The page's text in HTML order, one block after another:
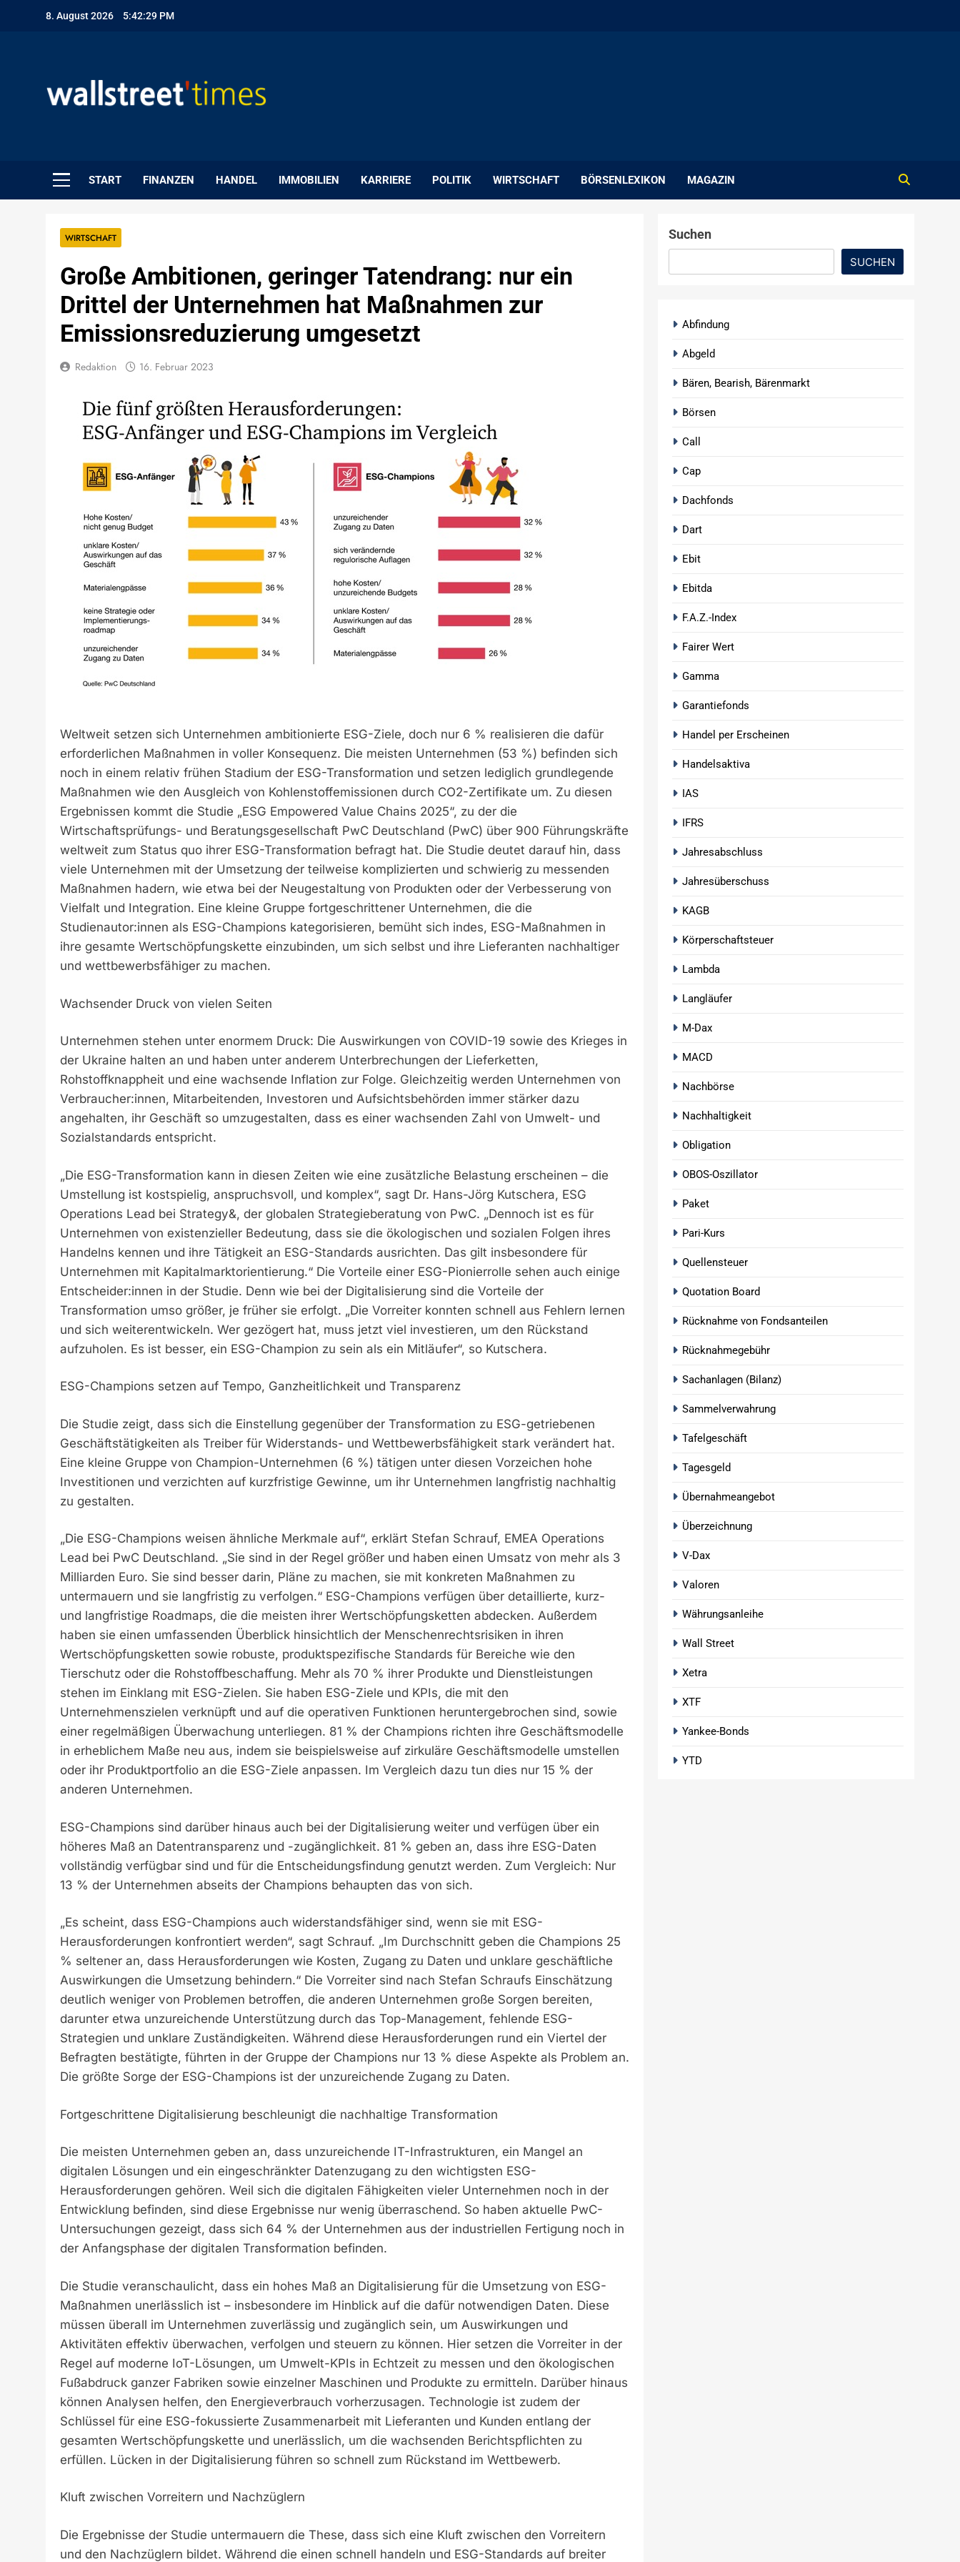
8. August 2026 5:42:30 PM
START FINANZEN HANDEL IMMOBILIEN KARRIERE POLITIK WIRTSCHAFT BÖRSENLEXIKON MAGAZIN
WIRTSCHAFT
Große Ambitionen, geringer Tatendrang: nur ein
Drittel der Unternehmen hat Maßnahmen zur
Emissionsreduzierung umgesetzt
Redaktion 16. Februar 2023
Weltweit setzen sich Unternehmen ambitionierte ESG-Ziele, doch nur 6 % realisieren die dafür
erforderlichen Maßnahmen in voller Konsequenz. Die meisten Unternehmen (53 %) befinden sich
noch in einem relativ frühen Stadium der ESG-Transformation und setzen lediglich grundlegende
Maßnahmen wie den Ausgleich von Kohlenstoffemissionen durch CO2-Zertifikate um. Zu diesen
Ergebnissen kommt die Studie „ESG Empowered Value Chains 2025“, zu der die
Wirtschaftsprüfungs- und Beratungsgesellschaft PwC Deutschland (PwC) über 900 Führungskräfte
weltweit zum Status quo ihrer ESG-Transformation befragt hat. Die Studie deutet darauf hin, dass
viele Unternehmen mit der Umsetzung der teilweise komplizierten und schwierig zu messenden
Maßnahmen hadern, wie etwa bei der Neugestaltung von Produkten oder der Verbesserung von
Vielfalt und Integration. Eine kleine Gruppe fortgeschrittener Unternehmen, die die
Studienautor:innen als ESG-Champions kategorisieren, bemüht sich indes, ESG-Maßnahmen in
ihre gesamte Wertschöpfungskette einzubinden, um sich selbst und ihre Lieferanten nachhaltiger
und wettbewerbsfähiger zu machen.
Wachsender Druck von vielen Seiten
Unternehmen stehen unter enormem Druck: Die Auswirkungen von COVID-19 sowie des Krieges in
der Ukraine halten an und haben unter anderem Unterbrechungen der Lieferketten,
Rohstoffknappheit und eine wachsende Inflation zur Folge. Gleichzeitig werden Unternehmen von
Verbraucher:innen, Mitarbeitenden, Investoren und Aufsichtsbehörden immer stärker dazu
angehalten, ihr Geschäft so umzugestalten, dass es einer wachsenden Zahl von Umwelt- und
Sozialstandards entspricht.
„Die ESG-Transformation kann in diesen Zeiten wie eine zusätzliche Belastung erscheinen – die
Umstellung ist kostspielig, anspruchsvoll, und komplex“, sagt Dr. Hans-Jörg Kutschera, ESG
Operations Lead bei Strategy&, der globalen Strategieberatung von PwC. „Dennoch ist es für
Unternehmen von existenzieller Bedeutung, dass sie die ökologischen und sozialen Folgen ihres
Handelns kennen und ihre Tätigkeit an ESG-Standards ausrichten. Das gilt insbesondere für
Unternehmen mit Kapitalmarktorientierung.“ Die Vorteile einer ESG-Pionierrolle sehen auch einige
Entscheider:innen in der Studie. Denn wie bei der Digitalisierung sind die Vorteile der
Transformation umso größer, je früher sie erfolgt. „Die Vorreiter konnten schnell aus Fehlern lernen
und sich weiterentwickeln. Wer gezögert hat, muss jetzt viel investieren, um den Rückstand
aufzuholen. Es ist besser, ein ESG-Champion zu sein als ein Mitläufer“, so Kutschera.
ESG-Champions setzen auf Tempo, Ganzheitlichkeit und Transparenz
Die Studie zeigt, dass sich die Einstellung gegenüber der Transformation zu ESG-getriebenen
Geschäftstätigkeiten als Treiber für Widerstands- und Wettbewerbsfähigkeit stark verändert hat.
Eine kleine Gruppe von Champion-Unternehmen (6 %) tätigen unter diesen Vorzeichen hohe
Investitionen und verzichten auf kurzfristige Gewinne, um ihr Unternehmen langfristig nachhaltig
zu gestalten.
„Die ESG-Champions weisen ähnliche Merkmale auf“, erklärt Stefan Schrauf, EMEA Operations
Lead bei PwC Deutschland. „Sie sind in der Regel größer und haben einen Umsatz von mehr als 3
Milliarden Euro. Sie sind besser darin, Pläne zu machen, sie mit konkreten Maßnahmen zu
untermauern und sie langfristig zu verfolgen.“ ESG-Champions verfügen über detaillierte, kurz-
und langfristige Roadmaps, die die meisten ihrer Wertschöpfungsketten abdecken. Außerdem
haben sie einen umfassenden Überblick hinsichtlich der Menschenrechtsrisiken in ihren
Wertschöpfungsketten sowie robuste, produktspezifische Standards für Bereiche wie den
Tierschutz oder die Rohstoffbeschaffung. Mehr als 70 % ihrer Produkte und Dienstleistungen
stehen im Einklang mit ESG-Zielen. Sie haben ESG-Ziele und KPIs, die mit den
Unternehmenszielen verknüpft und auf die operativen Funktionen heruntergebrochen sind, sowie
einer regelmäßigen Überwachung unterliegen. 81 % der Champions richten ihre Geschäftsmodelle
in erheblichem Maße neu aus, indem sie beispielsweise auf zirkuläre Geschäftsmodelle umstellen
oder ihr Produktportfolio an die ESG-Ziele anpassen. Im Vergleich dazu tun dies nur 15 % der
anderen Unternehmen.
ESG-Champions sind darüber hinaus auch bei der Digitalisierung weiter und verfügen über ein
höheres Maß an Datentransparenz und -zugänglichkeit. 81 % geben an, dass ihre ESG-Daten
vollständig verfügbar sind und für die Entscheidungsfindung genutzt werden. Zum Vergleich: Nur
13 % der Unternehmen abseits der Champions behaupten das von sich.
„Es scheint, dass ESG-Champions auch widerstandsfähiger sind, wenn sie mit ESG-
Herausforderungen konfrontiert werden“, sagt Schrauf. „Im Durchschnitt geben die Champions 25
% seltener an, dass Herausforderungen wie Kosten, Zugang zu Daten und unklare geschäftliche
Auswirkungen die Umsetzung behindern.“ Die Vorreiter sind nach Stefan Schraufs Einschätzung
deutlich weniger von Problemen betroffen, die anderen Unternehmen große Sorgen bereiten,
darunter etwa unzureichende Unterstützung durch das Top-Management, fehlende ESG-
Strategien und unklare Zuständigkeiten. Während diese Herausforderungen rund ein Viertel der
Befragten bestätigte, führten in der Gruppe der Champions nur 13 % diese Aspekte als Problem an.
Die größte Sorge der ESG-Champions ist der unzureichende Zugang zu Daten.
Fortgeschrittene Digitalisierung beschleunigt die nachhaltige Transformation
Die meisten Unternehmen geben an, dass unzureichende IT-Infrastrukturen, ein Mangel an
digitalen Lösungen und ein eingeschränkter Datenzugang zu den wichtigsten ESG-
Herausforderungen gehören. Weil sich die digitalen Fähigkeiten vieler Unternehmen noch in der
Entwicklung befinden, sind diese Ergebnisse nur wenig überraschend. So haben aktuelle PwC-
Untersuchungen gezeigt, dass sich 64 % der Unternehmen aus der industriellen Fertigung noch in
der Anfangsphase der digitalen Transformation befinden.
Die Studie veranschaulicht, dass ein hohes Maß an Digitalisierung für die Umsetzung von ESG-
Maßnahmen unerlässlich ist – insbesondere im Hinblick auf die dafür notwendigen Daten. Diese
müssen überall im Unternehmen zuverlässig und zugänglich sein, um Auswirkungen und
Aktivitäten effektiv überwachen, verfolgen und steuern zu können. Hier setzen die Vorreiter in der
Regel auf moderne IoT-Lösungen, um Umwelt-KPIs in Echtzeit zu messen und den ökologischen
Fußabdruck ganzer Fabriken sowie einzelner Maschinen und Produkte zu ermitteln. Darüber hinaus
können Analysen helfen, den Energieverbrauch vorherzusagen. Technologie ist zudem der
Schlüssel für eine ESG-fokussierte Zusammenarbeit mit Lieferanten und Kunden entlang der
gesamten Wertschöpfungskette und unerlässlich, um die wachsenden Berichtspflichten zu
erfüllen. Lücken in der Digitalisierung führen so schnell zum Rückstand im Wettbewerb.
Kluft zwischen Vorreitern und Nachzüglern
Die Ergebnisse der Studie untermauern die These, dass sich eine Kluft zwischen den Vorreitern
und den Nachzüglern bildet. Während die einen schnell handeln und ESG-Standards auf breiter
Suchen
SUCHEN
Abfindung
Abgeld
Bären, Bearish, Bärenmarkt
Börsen
Call
Cap
Dachfonds
Dart
Ebit
Ebitda
F.A.Z.-Index
Fairer Wert
Gamma
Garantiefonds
Handel per Erscheinen
Handelsaktiva
IAS
IFRS
Jahresabschluss
Jahresüberschuss
KAGB
Körperschaftsteuer
Lambda
Langläufer
M-Dax
MACD
Nachbörse
Nachhaltigkeit
Obligation
OBOS-Oszillator
Paket
Pari-Kurs
Quellensteuer
Quotation Board
Rücknahme von Fondsanteilen
Rücknahmegebühr
Sachanlagen (Bilanz)
Sammelverwahrung
Tafelgeschäft
Tagesgeld
Übernahmeangebot
Überzeichnung
V-Dax
Valoren
Währungsanleihe
Wall Street
Xetra
XTF
Yankee-Bonds
YTD